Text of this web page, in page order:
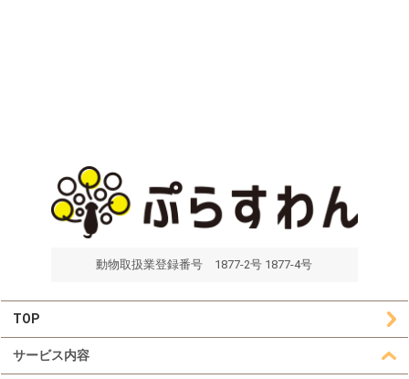
動物取扱業登録番号 1877-2号 1877-4号
TOP
サービス内容